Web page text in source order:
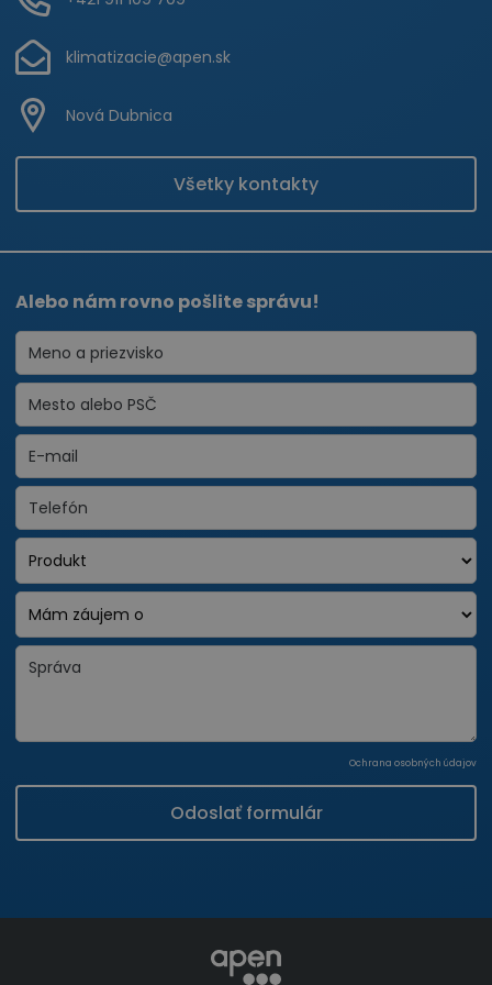
klimatizacie@apen.sk
Nová Dubnica
Všetky kontakty
Alebo nám rovno pošlite správu!
Ochrana osobných údajov
Odoslať formulár